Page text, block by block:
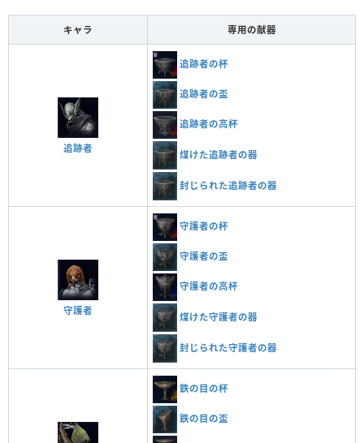
キャラ 専用の献器
追跡者
追跡者の杯
追跡者の盃
追跡者の高杯
煤けた追跡者の器
封じられた追跡者の器
守護者
守護者の杯
守護者の盃
守護者の高杯
煤けた守護者の器
封じられた守護者の器
鉄の目の杯
鉄の目の盃